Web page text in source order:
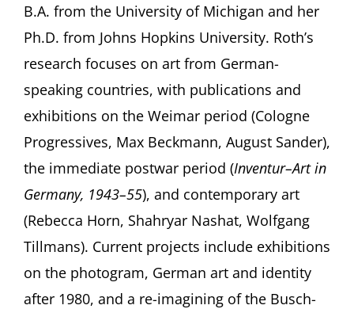
B.A. from the University of Michigan and her
Ph.D. from Johns Hopkins University. Roth’s
research focuses on art from German-
speaking countries, with publications and
exhibitions on the Weimar period (Cologne
Progressives, Max Beckmann, August Sander),
the immediate postwar period (Inventur–Art in
Germany, 1943–55), and contemporary art
(Rebecca Horn, Shahryar Nashat, Wolfgang
Tillmans). Current projects include exhibitions
on the photogram, German art and identity
after 1980, and a re-imagining of the Busch-